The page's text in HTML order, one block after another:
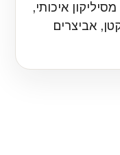
איכותי,
אביצרים